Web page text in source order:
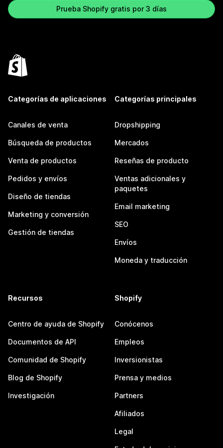
Prueba Shopify gratis por 3 días
Categorías de aplicaciones
Canales de venta
Búsqueda de productos
Venta de productos
Pedidos y envíos
Diseño de tiendas
Marketing y conversión
Gestión de tiendas
Categorías principales
Dropshipping
Mercados
Reseñas de producto
Ventas adicionales y
paquetes
Email marketing
SEO
Envíos
Moneda y traducción
Recursos
Centro de ayuda de Shopify
Documentos de API
Comunidad de Shopify
Blog de Shopify
Investigación
Shopify
Conócenos
Empleos
Inversionistas
Prensa y medios
Partners
Afiliados
Legal